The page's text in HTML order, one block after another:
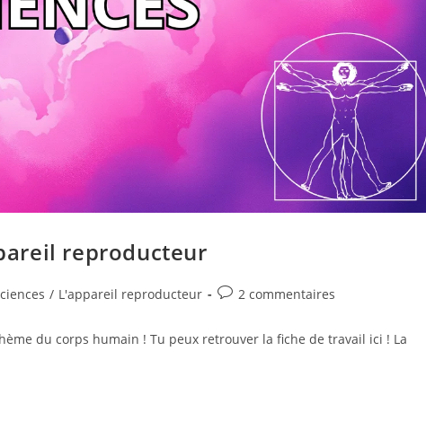
reproducteur
/ L'appareil reproducteur 2 commentaires
du corps humain ! Tu peux retrouver la fiche de travail ici ! La